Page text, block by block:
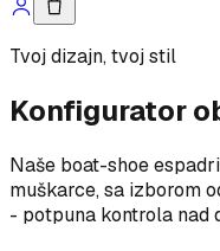
Tvoj dizajn, tvoj stil
Konfigurator
Naše boat-shoe
muškarce, sa izborom
- potpuna kontrola nad